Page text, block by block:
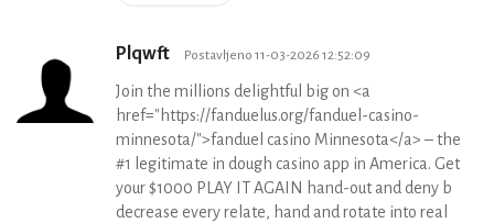
Plqwft Postavljeno 11-03-2026 12:52:09
Join the millions delightful big on <a
href="https://fanduelus.org/fanduel-casino-
minnesota/">fanduel casino Minnesota</a> – the
#1 legitimate in dough casino app in America. Get
your $1000 PLAY IT AGAIN hand-out and deny b
decrease every relate, hand and rotate into real